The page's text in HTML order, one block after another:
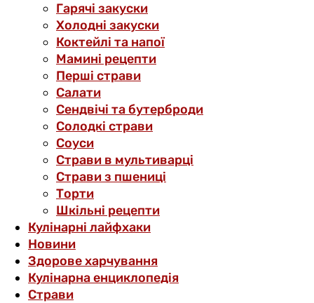
Гарячі закуски
Холодні закуски
Коктейлі та напої
Мамині рецепти
Перші страви
Салати
Сендвічі та бутерброди
Солодкі страви
Соуси
Страви в мультиварці
Страви з пшениці
Торти
Шкільні рецепти
Кулінарні лайфхаки
Новини
Здорове харчування
Кулінарна енциклопедія
Страви